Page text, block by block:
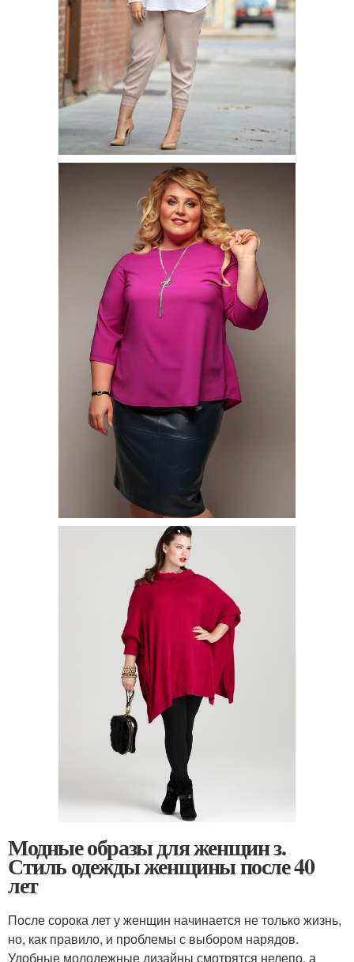
Модные образы для женщин з.
Стиль одежды женщины после 40
лет
После сорока лет у женщин начинается не только жизнь,
но, как правило, и проблемы с выбором нарядов.
Удобные молодежные дизайны смотрятся нелепо, а